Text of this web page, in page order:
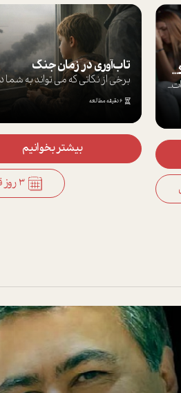
تاب‌آوری در زمان جنگ
برخی از نکاتی که می تواند به شما در آموز...
بیشتر بخوانیم